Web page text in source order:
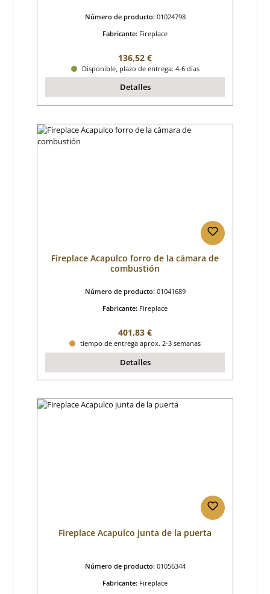
Número de producto: 01024798
Fabricante: Fireplace
Precio normal:
136,52 €
Disponible, plazo de entrega: 4-6 días
Detalles
Fireplace Acapulco forro de la cámara de
combustión
Número de producto: 01041689
Fabricante: Fireplace
Precio normal:
401,83 €
tiempo de entrega aprox. 2-3 semanas
Detalles
Fireplace Acapulco junta de la puerta
Número de producto: 01056344
Fabricante: Fireplace